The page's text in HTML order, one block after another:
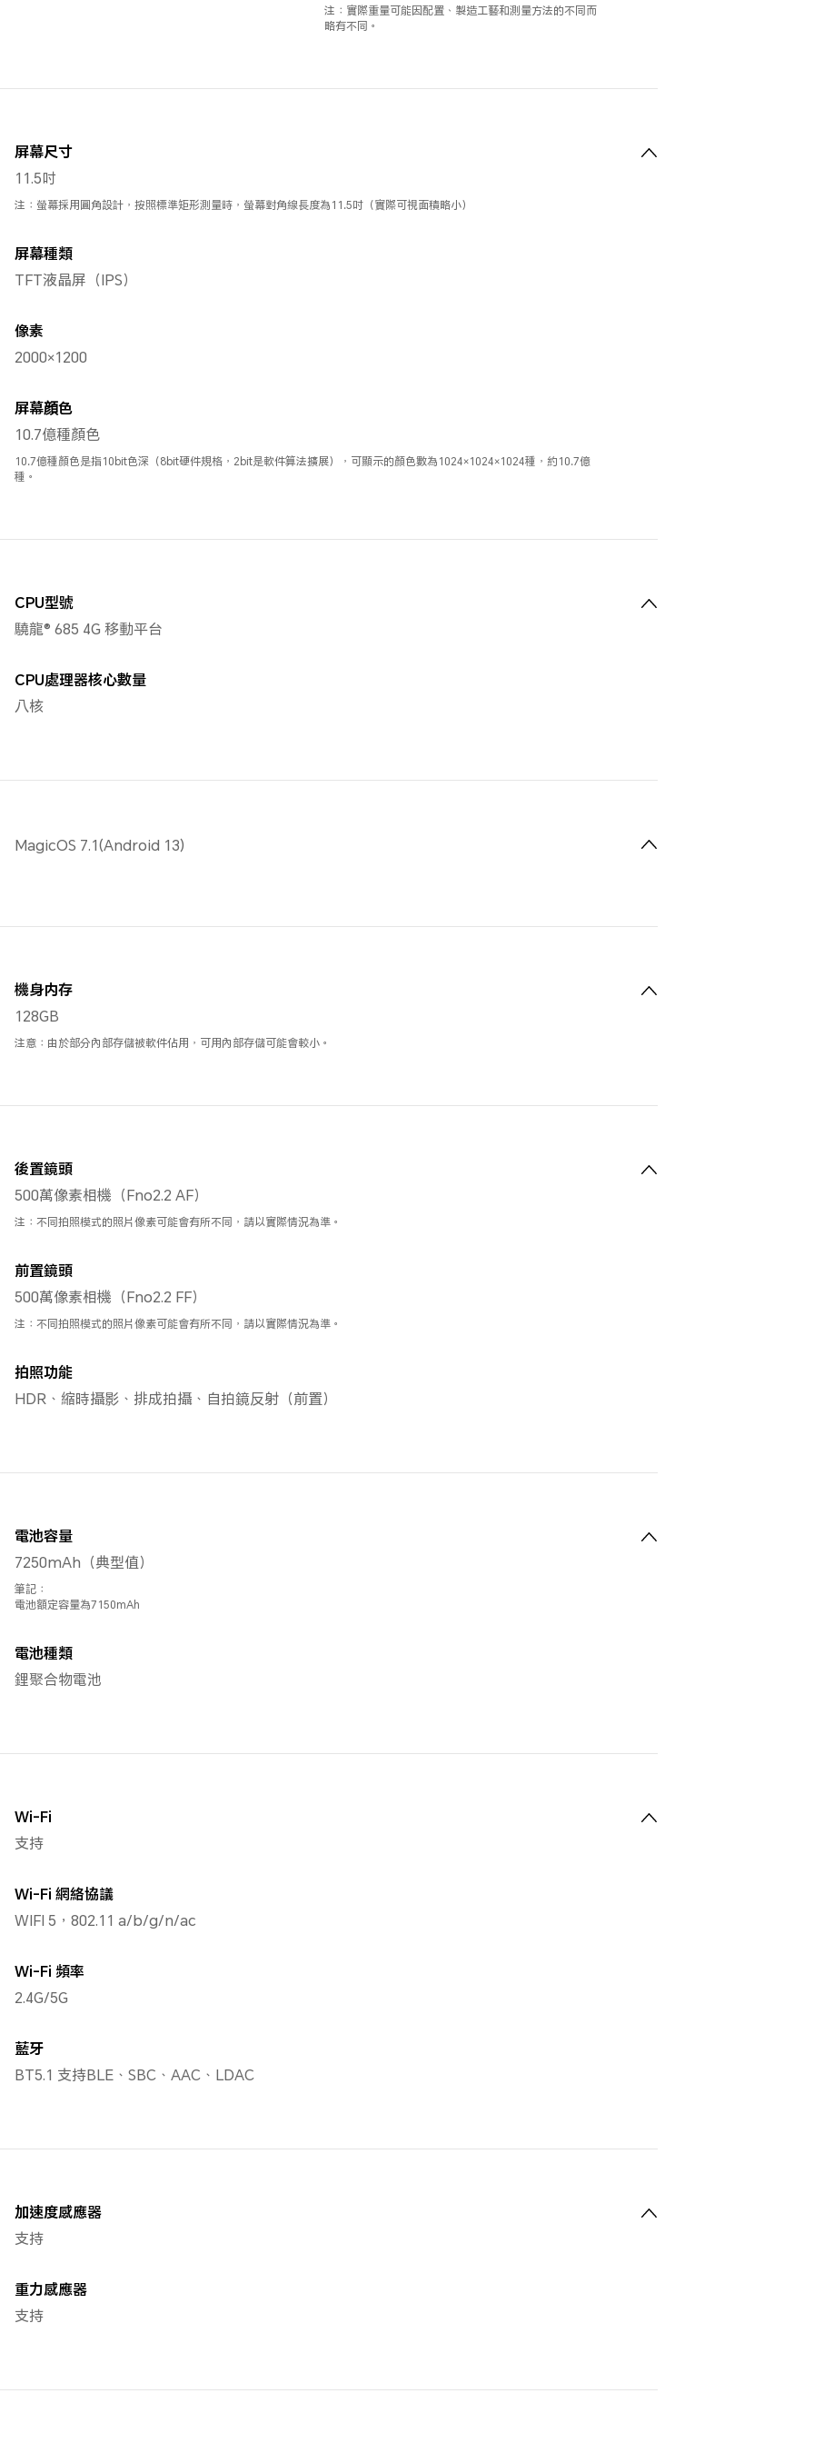
注：實際重量可能因配置、製造工藝和測量方法的不同而
略有不同。
屏幕尺寸
11.5吋
注：螢幕採用圓角設計，按照標準矩形測量時，螢幕對角線長度為11.5吋（實際可視面積略小）
屏幕種類
TFT液晶屏（IPS）
像素
2000×1200
屏幕顔色
10.7億種顏色
10.7億種顏色是指10bit色深（8bit硬件規格，2bit是軟件算法擴展），可顯示的顏色數為1024×1024×1024種，約10.7億
種。
CPU型號
驍龍® 685 4G 移動平台
CPU處理器核心數量
八核
MagicOS 7.1(Android 13)
機身内存
128GB
注意：由於部分內部存儲被軟件佔用，可用內部存儲可能會較小。
後置鏡頭
500萬像素相機（Fno2.2 AF）
注：不同拍照模式的照片像素可能會有所不同，請以實際情況為準。
前置鏡頭
500萬像素相機（Fno2.2 FF）
注：不同拍照模式的照片像素可能會有所不同，請以實際情況為準。
拍照功能
HDR、縮時攝影、排成拍攝、自拍鏡反射（前置）
電池容量
7250mAh（典型值）
筆記：
電池額定容量為7150mAh
電池種類
鋰聚合物電池
Wi-Fi
支持
Wi-Fi 網絡協議
WIFI 5，802.11 a/b/g/n/ac
Wi-Fi 頻率
2.4G/5G
藍牙
BT5.1 支持BLE、SBC、AAC、LDAC
加速度感應器
支持
重力感應器
支持